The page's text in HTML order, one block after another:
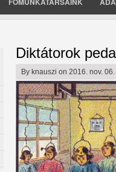
Diktátorok
By knauszi on 2016. nov.